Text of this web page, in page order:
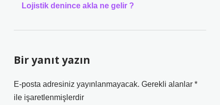
Lojistik denince akla ne gelir ?
Bir yanıt yazın
E-posta adresiniz yayınlanmayacak. Gerekli alanlar *
ile işaretlenmişlerdir